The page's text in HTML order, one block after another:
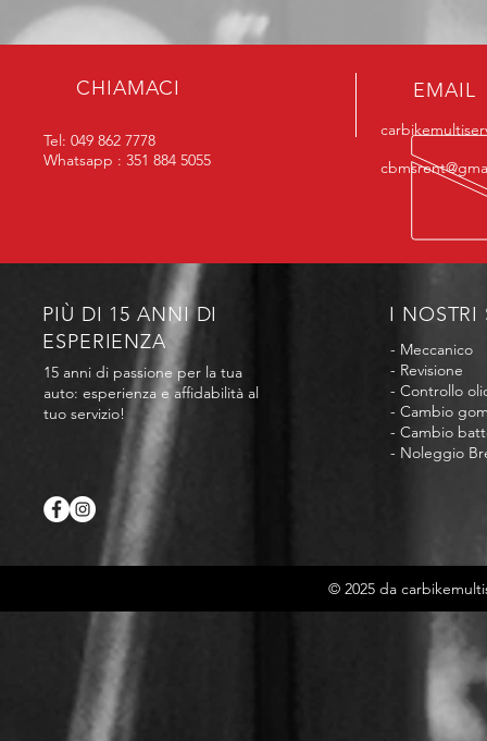
CHIAMACI
Tel: 049 862 7778
Whatsapp : 351 884 5055
EMAIL
PIÙ DI 15 ANNI DI
ESPERIENZA
15 anni di passione per la tua
auto: esperienza e affidabilità al
tuo servizio!
I NOSTRI
- Meccanico
- Revisione
- Controllo
- Cambio
- Cambio
- Noleggio
© 2025 da